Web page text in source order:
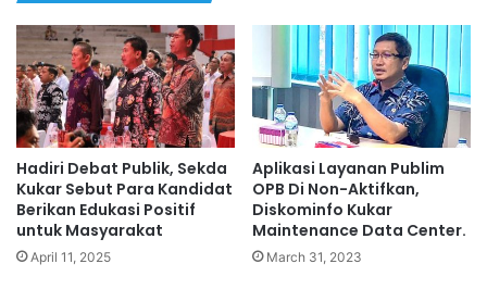
Hadiri Debat Publik, Sekda
Kukar Sebut Para Kandidat
Berikan Edukasi Positif
untuk Masyarakat
April 11, 2025
Aplikasi Layanan Publim
OPB Di Non-Aktifkan,
Diskominfo Kukar
Maintenance Data Center.
March 31, 2023